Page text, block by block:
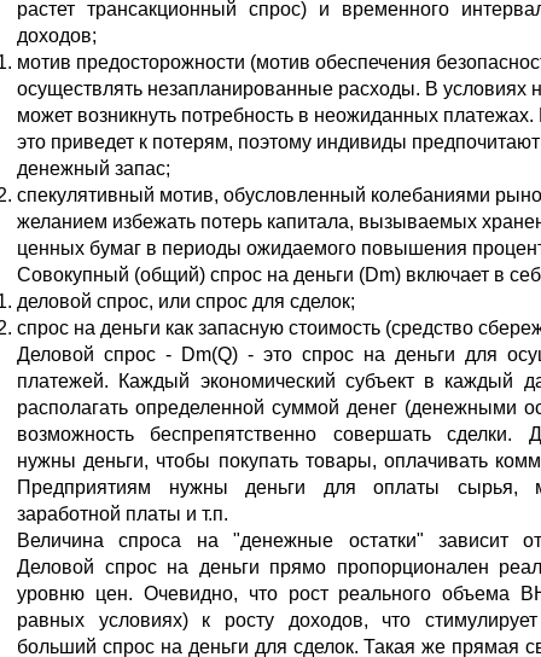
растет трансакционный спрос) и временного
доходов;
мотив предосторожности (мотив обеспечения
осуществлять незапланированные расходы. В условиях
может возникнуть потребность в неожиданных платежах.
это приведет к потерям, поэтому индивиды
денежный запас;
спекулятивный мотив, обусловленный колебаниями
желанием избежать потерь капитала, вызываемых
ценных бумаг в периоды ожидаемого повышения
Совокупный (общий) спрос на деньги (Dm) включает в
деловой спрос, или спрос для сделок;
спрос на деньги как запасную стоимость (средство
Деловой спрос - Dm(Q) - это спрос на деньги для
платежей. Каждый экономический субъект в каждый
располагать определенной суммой денег (денежными
возможность беспрепятственно совершать сделки.
нужны деньги, чтобы покупать товары, оплачивать
Предприятиям нужны деньги для оплаты сырья,
заработной платы и т.п.
Величина спроса на "денежные остатки" зависит
Деловой спрос на деньги прямо пропорционален
уровню цен. Очевидно, что рост реального объема
равных условиях) к росту доходов, что
больший спрос на деньги для сделок. Такая же прямая